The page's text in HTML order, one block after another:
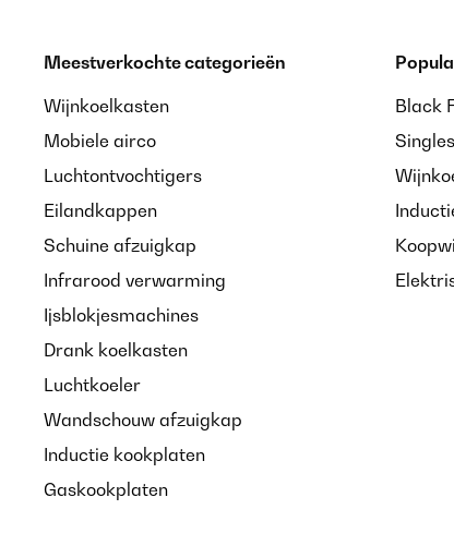
article conforme a la photo,tres jolie rendu
GECONTROLEERDE BEOORDELING
Pour y mettre des Diamond Painting ! Très
Utilisateur d'Amazon
Correspond à mes attentes et emballage soigné
Meestverkochte categorieën
Wijnkoelkasten
Mobiele airco
Luchtontvochtigers
Eilandkappen
Schuine afzuigkap
Infrarood verwarming
Ijsblokjesmachines
Drank koelkasten
Luchtkoeler
Wandschouw afzuigkap
Inductie kookplaten
Gaskookplaten
Black